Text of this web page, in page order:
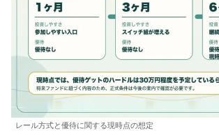
レール方式と優待に関する現時点の想定